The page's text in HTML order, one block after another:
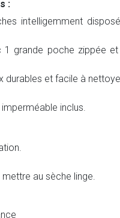
:
intelligemment
1 grande poche zippée
durables et facile à
inclus.
au sèche linge.